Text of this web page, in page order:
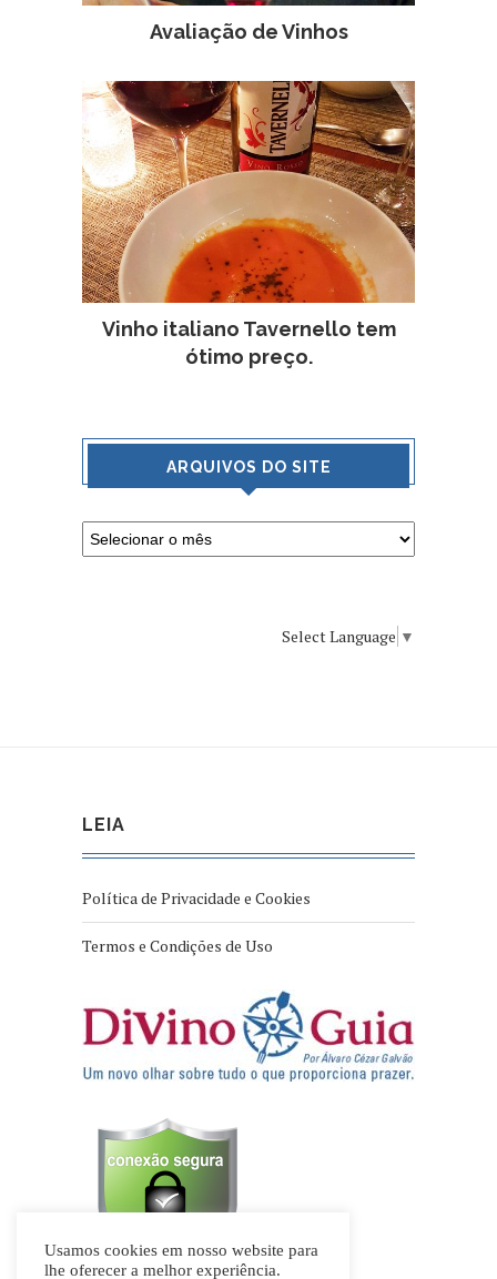
Avaliação de Vinhos
Vinho italiano Tavernello tem
ótimo preço.
ARQUIVOS DO SITE
Select Language ▼
LEIA
Política de Privacidade e Cookies
Termos e Condições de Uso
Usamos cookies em nosso website para
lhe oferecer a melhor experiência.